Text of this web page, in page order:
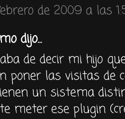
de 2009 a las
dijo...
de decir mi hijo
poner las visitas de
un sistema
meter ese plugin